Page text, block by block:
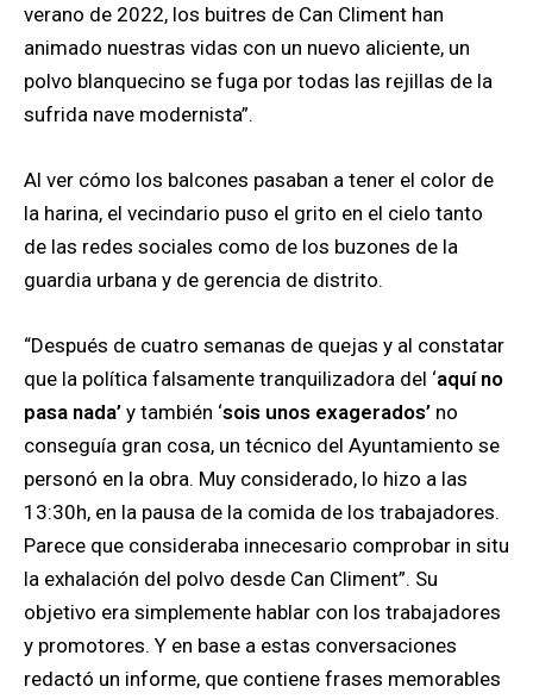
verano de 2022, los buitres de Can Climent han
animado nuestras vidas con un nuevo aliciente, un
polvo blanquecino se fuga por todas las rejillas de la
sufrida nave modernista”.
Al ver cómo los balcones pasaban a tener el color de
la harina, el vecindario puso el grito en el cielo tanto
de las redes sociales como de los buzones de la
guardia urbana y de gerencia de distrito.
“Después de cuatro semanas de quejas y al constatar
que la política falsamente tranquilizadora del ‘aquí no
pasa nada’ y también ‘sois unos exagerados’ no
conseguía gran cosa, un técnico del Ayuntamiento se
personó en la obra. Muy considerado, lo hizo a las
13:30h, en la pausa de la comida de los trabajadores.
Parece que consideraba innecesario comprobar in situ
la exhalación del polvo desde Can Climent”. Su
objetivo era simplemente hablar con los trabajadores
y promotores. Y en base a estas conversaciones
redactó un informe, que contiene frases memorables